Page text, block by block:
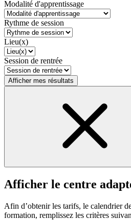
Modalité d'apprentissage
Rythme de session
Lieu(x)
Session de rentrée
Afficher mes résultats
Afficher le centre
Afin d’obtenir les tarifs, le calendrier
formation, remplissez les critères